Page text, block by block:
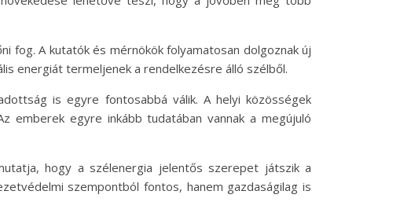
fog. A kutatók és mérnökök folyamatosan dolgoznak új
energiát termeljenek a rendelkezésre álló szélből.
is egyre fontosabbá válik. A helyi közösségek
emberek egyre inkább tudatában vannak a megújuló
hogy a szélenergia jelentős szerepet játszik a
szempontból fontos, hanem gazdaságilag is